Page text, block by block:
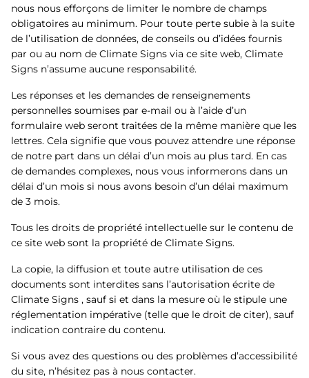
nous nous efforçons de limiter le nombre de champs
obligatoires au minimum. Pour toute perte subie à la suite
de l’utilisation de données, de conseils ou d’idées fournis
par ou au nom de Climate Signs via ce site web, Climate
Signs n’assume aucune responsabilité.
Les réponses et les demandes de renseignements
personnelles soumises par e-mail ou à l’aide d’un
formulaire web seront traitées de la même manière que les
lettres. Cela signifie que vous pouvez attendre une réponse
de notre part dans un délai d’un mois au plus tard. En cas
de demandes complexes, nous vous informerons dans un
délai d’un mois si nous avons besoin d’un délai maximum
de 3 mois.
Tous les droits de propriété intellectuelle sur le contenu de
ce site web sont la propriété de Climate Signs.
La copie, la diffusion et toute autre utilisation de ces
documents sont interdites sans l’autorisation écrite de
Climate Signs , sauf si et dans la mesure où le stipule une
réglementation impérative (telle que le droit de citer), sauf
indication contraire du contenu.
Si vous avez des questions ou des problèmes d’accessibilité
du site, n’hésitez pas à nous contacter.